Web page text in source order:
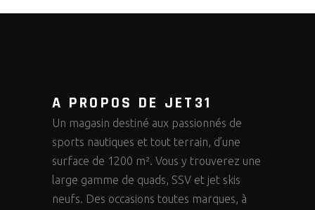
A PROPOS DE JET31
Un magasin destiné aux passionnés de
sports nautiques et tout terrain, d’une
surface de 1200 m². Vous y trouverez une
large gamme de quads, SSV et jet skis
neufs. Des occasions toutes marques, à